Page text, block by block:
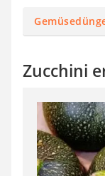
Zucchini